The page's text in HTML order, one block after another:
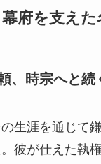
府を支えた
、時宗へと続
生涯を通じて
彼が仕えた執